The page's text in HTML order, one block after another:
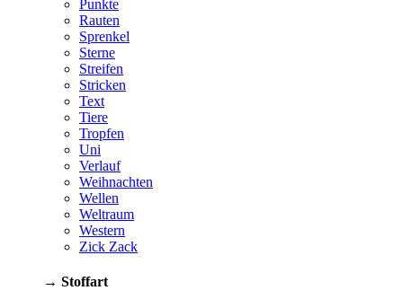
Punkte
Rauten
Sprenkel
Sterne
Streifen
Stricken
Text
Tiere
Tropfen
Uni
Verlauf
Weihnachten
Wellen
Weltraum
Western
Zick Zack
→ Stoffart